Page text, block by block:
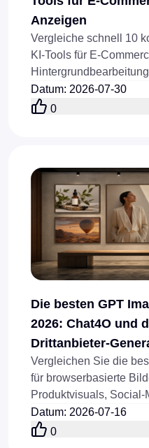
Anzeigen
Vergleiche schnell 10
KI-Tools für E-
Modevisuals und die
Produktbildern.
Datum: 2026-07-30
0
Die besten GPT
2026: Chat4O und
Drittanbieter-
Vergleichen Sie die
für browserbasierte
Produktvisuals, Social-
Referenzbilder und
Datum: 2026-07-16
0